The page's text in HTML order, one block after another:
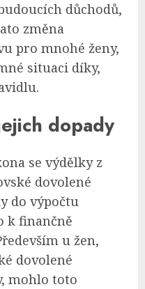
důchodů,
změna
pro mnohé ženy,
situaci díky,
dopady
se výdělky z
dovolené
do výpočtu
k finančně
u žen,
dovolené
mohlo toto